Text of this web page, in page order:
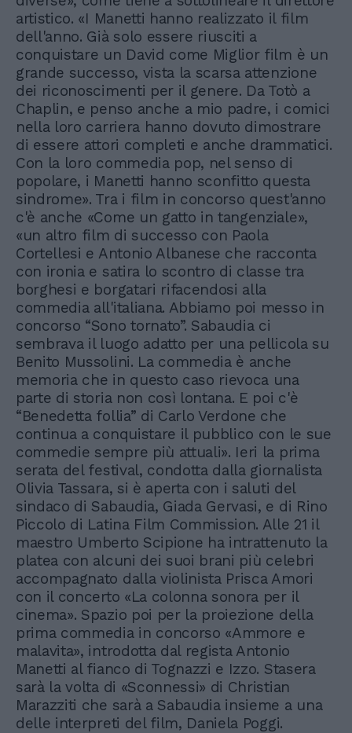
artistico. «I Manetti hanno realizzato il film
dell'anno. Già solo essere riusciti a
conquistare un David come Miglior film è un
grande successo, vista la scarsa attenzione
dei riconoscimenti per il genere. Da Totò a
Chaplin, e penso anche a mio padre, i comici
nella loro carriera hanno dovuto dimostrare
di essere attori completi e anche drammatici.
Con la loro commedia pop, nel senso di
popolare, i Manetti hanno sconfitto questa
sindrome». Tra i film in concorso quest'anno
c'è anche «Come un gatto in tangenziale»,
«un altro film di successo con Paola
Cortellesi e Antonio Albanese che racconta
con ironia e satira lo scontro di classe tra
borghesi e borgatari rifacendosi alla
commedia all'italiana. Abbiamo poi messo in
concorso “Sono tornato”. Sabaudia ci
sembrava il luogo adatto per una pellicola su
Benito Mussolini. La commedia è anche
memoria che in questo caso rievoca una
parte di storia non così lontana. E poi c'è
“Benedetta follia” di Carlo Verdone che
continua a conquistare il pubblico con le sue
commedie sempre più attuali». Ieri la prima
serata del festival, condotta dalla giornalista
Olivia Tassara, si è aperta con i saluti del
sindaco di Sabaudia, Giada Gervasi, e di Rino
Piccolo di Latina Film Commission. Alle 21 il
maestro Umberto Scipione ha intrattenuto la
platea con alcuni dei suoi brani più celebri
accompagnato dalla violinista Prisca Amori
con il concerto «La colonna sonora per il
cinema». Spazio poi per la proiezione della
prima commedia in concorso «Ammore e
malavita», introdotta dal regista Antonio
Manetti al fianco di Tognazzi e Izzo. Stasera
sarà la volta di «Sconnessi» di Christian
Marazziti che sarà a Sabaudia insieme a una
delle interpreti del film, Daniela Poggi.